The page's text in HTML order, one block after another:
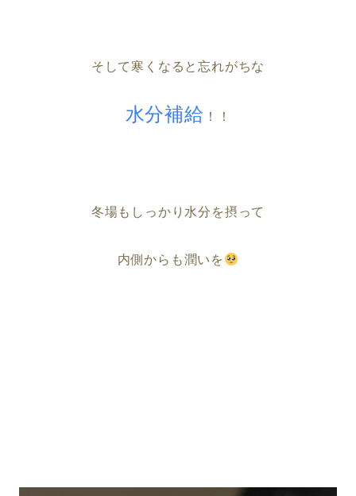
そして寒くなると忘れがちな
水分補給 ！！
冬場もしっかり水分を摂って
内側からも潤いを